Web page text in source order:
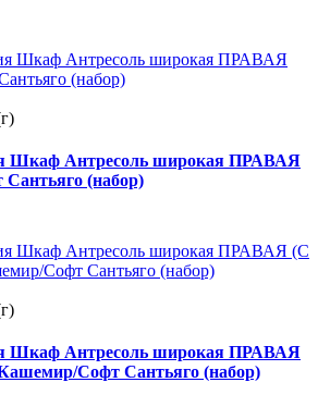
Шкаф Антресоль широкая ПРАВАЯ
(набор)
Шкаф Антресоль широкая ПРАВАЯ
Софт Сантьяго (набор)